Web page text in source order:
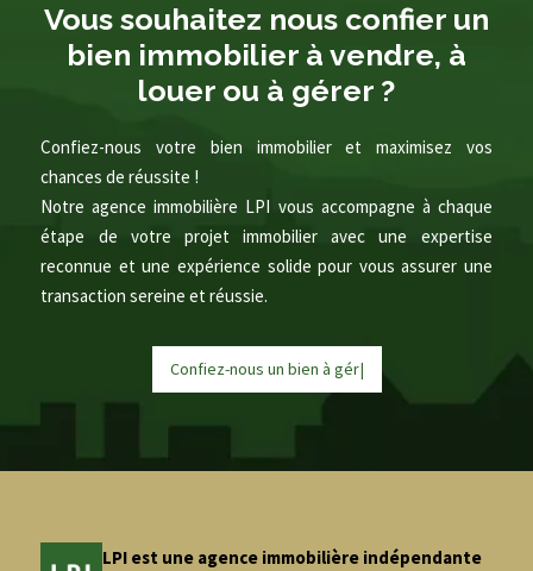
Vous souhaitez nous confier un
bien immobilier à vendre, à
louer ou à gérer ?
Confiez-nous votre bien immobilier et maximisez vos
chances de réussite !
Notre agence immobilière LPI vous accompagne à chaque
étape de votre projet immobilier avec une expertise
reconnue et une expérience solide pour vous assurer une
transaction sereine et réussie.
Confiez-nous un bien àgérer
LPI est une agence immobilière indépendante